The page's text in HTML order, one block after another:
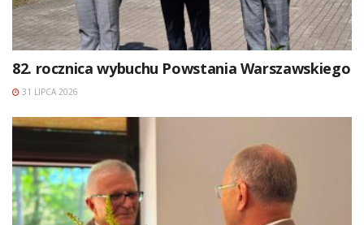
82. rocznica wybuchu Powstania Warszawskiego
31 LIPCA 2026